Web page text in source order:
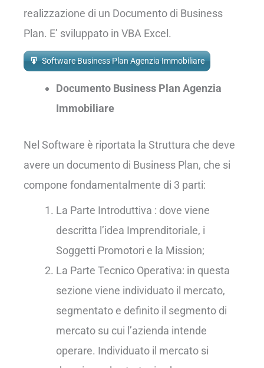
realizzazione di un Documento di Business
Plan. E’ sviluppato in VBA Excel.
Software Business Plan Agenzia Immobiliare
Documento Business Plan Agenzia
Immobiliare
Nel Software è riportata la Struttura che deve
avere un documento di Business Plan, che si
compone fondamentalmente di 3 parti:
La Parte Introduttiva : dove viene
descritta l’idea Imprenditoriale, i
Soggetti Promotori e la Mission;
La Parte Tecnico Operativa: in questa
sezione viene individuato il mercato,
segmentato e definito il segmento di
mercato su cui l’azienda intende
operare. Individuato il mercato si